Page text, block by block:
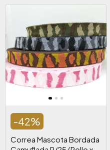
-42%
Correa Mascota Bordada